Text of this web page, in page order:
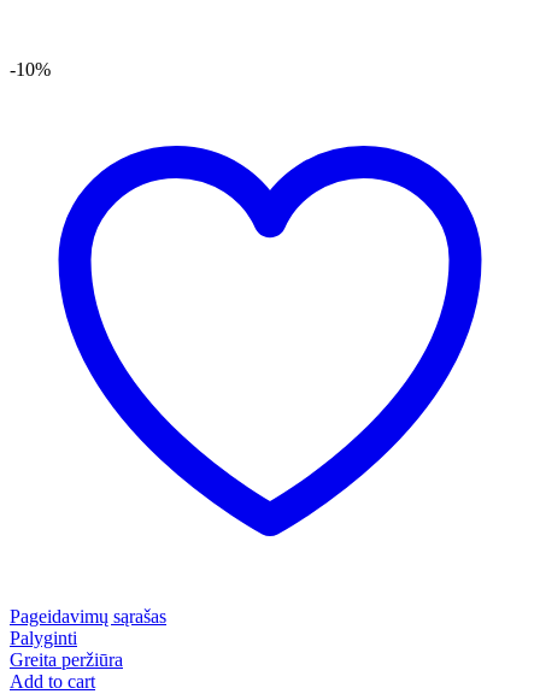
-10%
Pageidavimų sąrašas
Palyginti
Greita peržiūra
Add to cart